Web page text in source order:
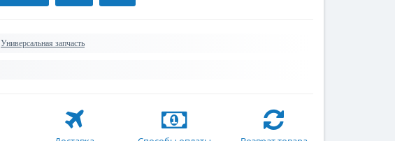
Универсальная запчасть